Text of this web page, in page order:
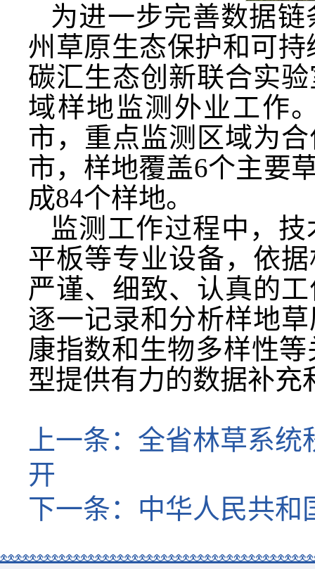
为进一步完善数据
州草原生态保护和可
碳汇生态创新联合实
域样地监测外业工作
市，重点监测区域为
市，样地覆盖6个主要
成84个样地。
监测工作过程中，
平板等专业设备，依
严谨、细致、认真的
逐一记录和分析样地
康指数和生物多样性
型提供有力的数据补充
上一条： 全省林草系统
开
下一条： 中华人民共和